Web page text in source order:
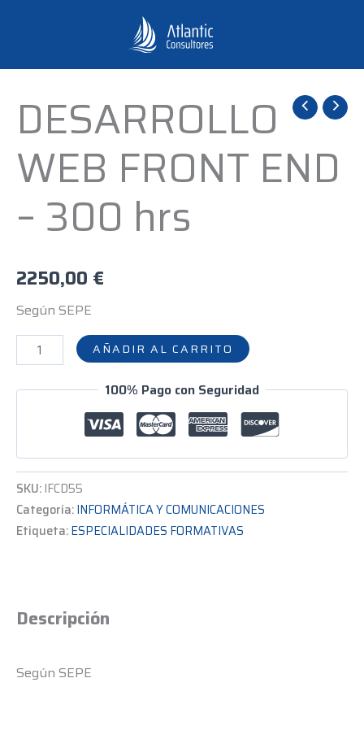
DESARROLLO
WEB FRONT END
– 300 hrs
2250,00 €
Según SEPE
DESARROLLO
WEB
FRONT
END
300
cantidad
AÑADIR AL CARRITO
100% Pago con Seguridad
SKU: IFCD55
Categoría:INFORMÁTICA Y COMUNICACIONES
Etiqueta:ESPECIALIDADES FORMATIVAS
Descripción
Según SEPE